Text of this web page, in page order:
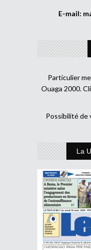
E-mail:
Particulier
Ouaga 2000.
Possibilité de
La